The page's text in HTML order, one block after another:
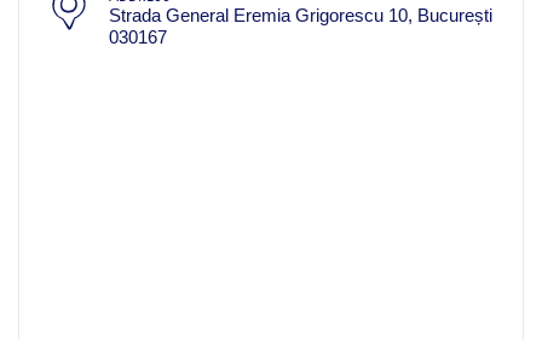
Strada General Eremia Grigorescu 10, București
030167